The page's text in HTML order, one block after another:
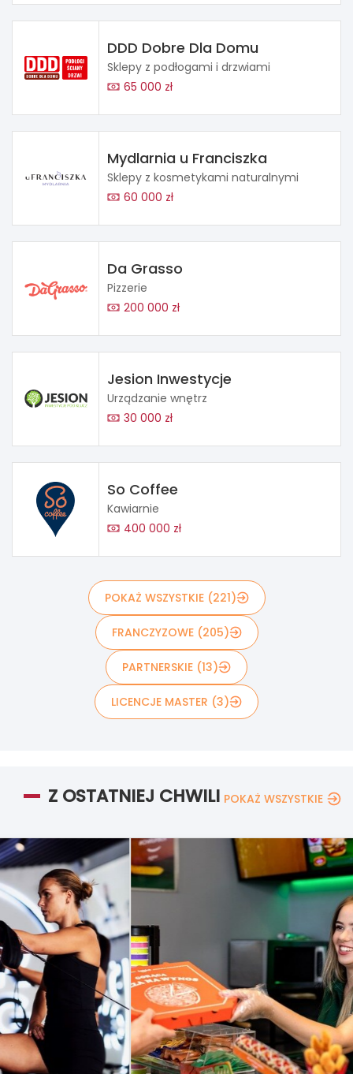
DDD Dobre Dla Domu
Sklepy z podłogami i drzwiami
65 000 zł
Mydlarnia u Franciszka
Sklepy z kosmetykami naturalnymi
60 000 zł
Da Grasso
Pizzerie
200 000 zł
Jesion Inwestycje
Urządzanie wnętrz
30 000 zł
So Coffee
Kawiarnie
400 000 zł
POKAŻ WSZYSTKIE (221)
FRANCZYZOWE (205)
PARTNERSKIE (13)
LICENCJE MASTER (3)
Z OSTATNIEJ CHWILI POKAŻ WSZYSTKIE